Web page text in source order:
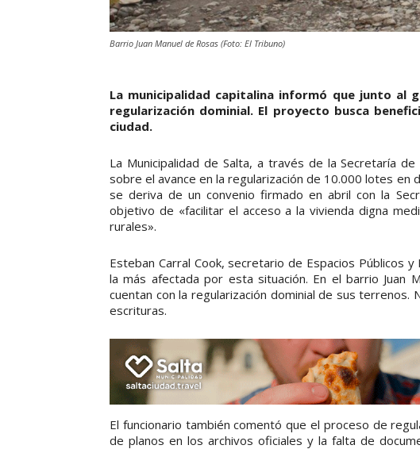
Barrio Juan Manuel de Rosas (Foto: El Tribuno)
La municipalidad capitalina informó que junto al
regularización dominial. El proyecto busca
ciudad.
La Municipalidad de Salta, a través de la Secretaría
sobre el avance en la regularización de 10.000 lotes en
se deriva de un convenio firmado en abril con la
objetivo de «facilitar el acceso a la vivienda digna
rurales».
Esteban Carral Cook, secretario de Espacios Públicos
la más afectada por esta situación. En el barrio Juan
cuentan con la regularización dominial de sus
escrituras.
El funcionario también comentó que el proceso de
de planos en los archivos oficiales y la falta de